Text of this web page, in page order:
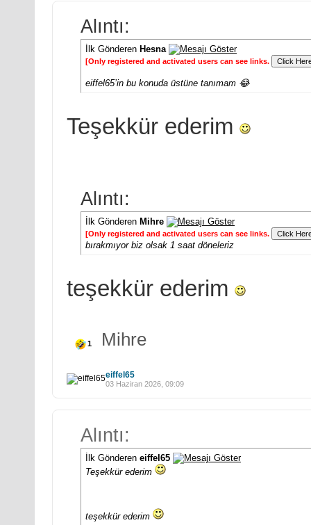
Alıntı:
İlk Gönderen Hesna
[Only registered and activated users can see links.
eiffel65’in bu konuda üstüne tanımam 😂
Teşekkür ederim
Alıntı:
İlk Gönderen Mihre
[Only registered and activated users can see links.
bırakmıyor biz olsak 1 saat döneleriz
teşekkür ederim
1 Mihre
eiffel65
03 Haziran 2026, 09:09
Alıntı:
İlk Gönderen eiffel65
Teşekkür ederim
teşekkür ederim